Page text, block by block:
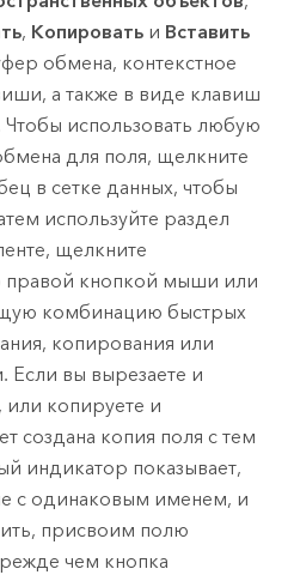
, Копироватьи Вставить
обмена, контекстное
а также в виде клавиш
Чтобы использовать любую
для поля, щелкните
в сетке данных, чтобы
используйте раздел
щелкните
правой кнопкой мыши или
комбинацию быстрых
копирования или
Если вы вырезаете и
или копируете и
создана копия поля с тем
индикатор показывает,
с одинаковым именем, и
присвоим полю
чем кнопка